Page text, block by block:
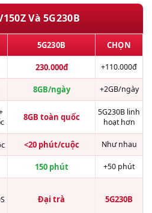
Và 5G230B
5G230B CHỌN
230.000đ +110.000đ
8GB/ngày +2GB/ngày
8GB toàn quốc
5G230B linh
hoạt hơn
<20 phút/cuộc Như nhau
150 phút +50 phút
Đại trà 5G230B